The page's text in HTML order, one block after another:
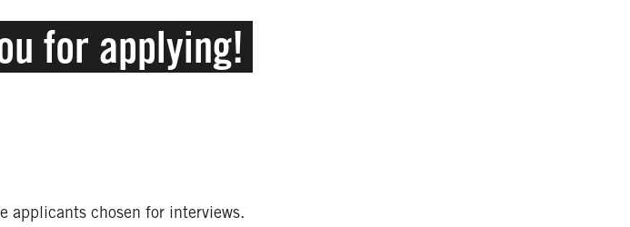
for applying!
applicants chosen for interviews.